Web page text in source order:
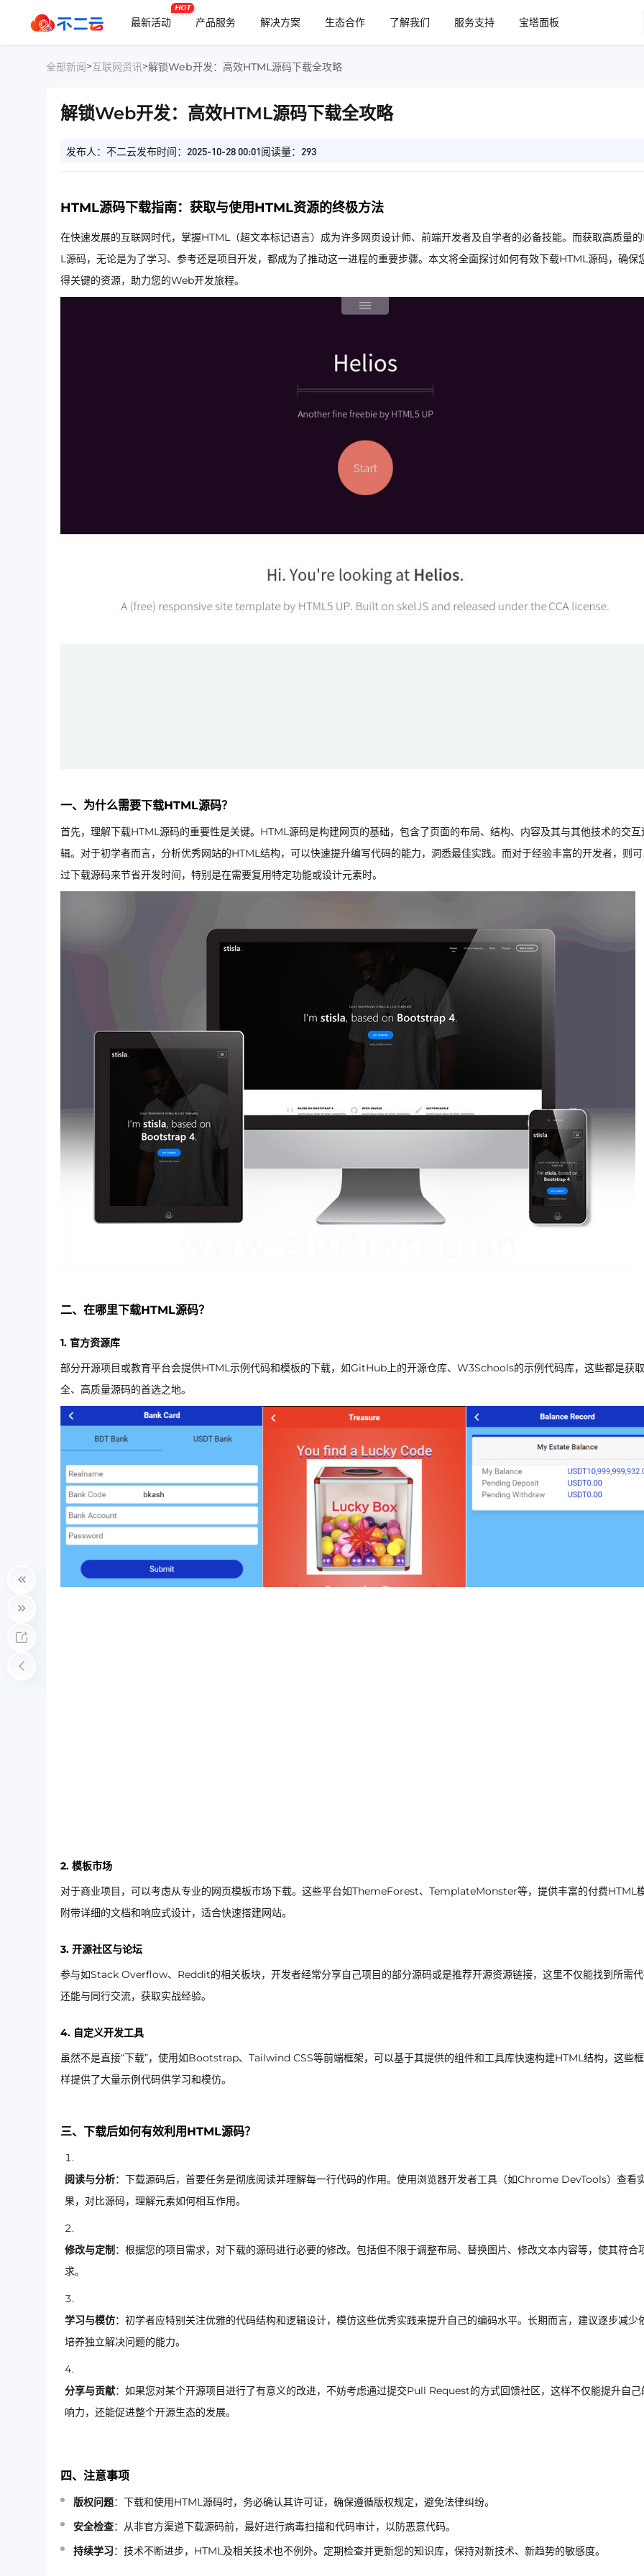
最新活动
HOT
产品服务 解决方案 生态合作 了解我们 服务支持 宝塔面板
全部新闻>互联网资讯>解锁Web开发：高效HTML源码下载全攻略
解锁Web开发：高效HTML源码下载全攻略
发布人：不二云发布时间：2025-10-28 00:01阅读量：293
HTML源码下载指南：获取与使用HTML资源的终极方法
在快速发展的互联网时代，掌握HTML（超文本标记语言）成为许多网页设计师、前端开发者及自学者的必备技能。而获取高质量
L源码，无论是为了学习、参考还是项目开发，都成为了推动这一进程的重要步骤。本文将全面探讨如何有效下载HTML源码，确保
得关键的资源，助力您的Web开发旅程。
一、为什么需要下载HTML源码？
首先，理解下载HTML源码的重要性是关键。HTML源码是构建网页的基础，包含了页面的布局、结构、内容及其与其他技术的交互
辑。对于初学者而言，分析优秀网站的HTML结构，可以快速提升编写代码的能力，洞悉最佳实践。而对于经验丰富的开发者，则
过下载源码来节省开发时间，特别是在需要复用特定功能或设计元素时。
二、在哪里下载HTML源码？
1. 官方资源库
部分开源项目或教育平台会提供HTML示例代码和模板的下载，如GitHub上的开源仓库、W3Schools的示例代码库，这些都是获
全、高质量源码的首选之地。
2. 模板市场
对于商业项目，可以考虑从专业的网页模板市场下载。这些平台如ThemeForest、TemplateMonster等，提供丰富的付费HTML
附带详细的文档和响应式设计，适合快速搭建网站。
3. 开源社区与论坛
参与如Stack Overflow、Reddit的相关板块，开发者经常分享自己项目的部分源码或是推荐开源资源链接，这里不仅能找到所需
还能与同行交流，获取实战经验。
4. 自定义开发工具
虽然不是直接“下载”，使用如Bootstrap、Tailwind CSS等前端框架，可以基于其提供的组件和工具库快速构建HTML结构，这些
样提供了大量示例代码供学习和模仿。
三、下载后如何有效利用HTML源码？
阅读与分析：下载源码后，首要任务是彻底阅读并理解每一行代码的作用。使用浏览器开发者工具（如Chrome DevTools）查看
果，对比源码，理解元素如何相互作用。
修改与定制 ：根据您的项目需求，对下载的源码进行必要的修改。包括但不限于调整布局、替换图片、修改文本内容等，使其符合
求。
学习与模仿：初学者应特别关注优雅的代码结构和逻辑设计，模仿这些优秀实践来提升自己的编码水平。长期而言，建议逐步减少
培养独立解决问题的能力。
分享与贡献：如果您对某个开源项目进行了有意义的改进，不妨考虑通过提交Pull Request的方式回馈社区，这样不仅能提升自己
响力，还能促进整个开源生态的发展。
四、注意事项
版权问题：下载和使用HTML源码时，务必确认其许可证，确保遵循版权规定，避免法律纠纷。
安全检查：从非官方渠道下载源码前，最好进行病毒扫描和代码审计，以防恶意代码。
持续学习：技术不断进步，HTML及相关技术也不例外。定期检查并更新您的知识库，保持对新技术、新趋势的敏感度。